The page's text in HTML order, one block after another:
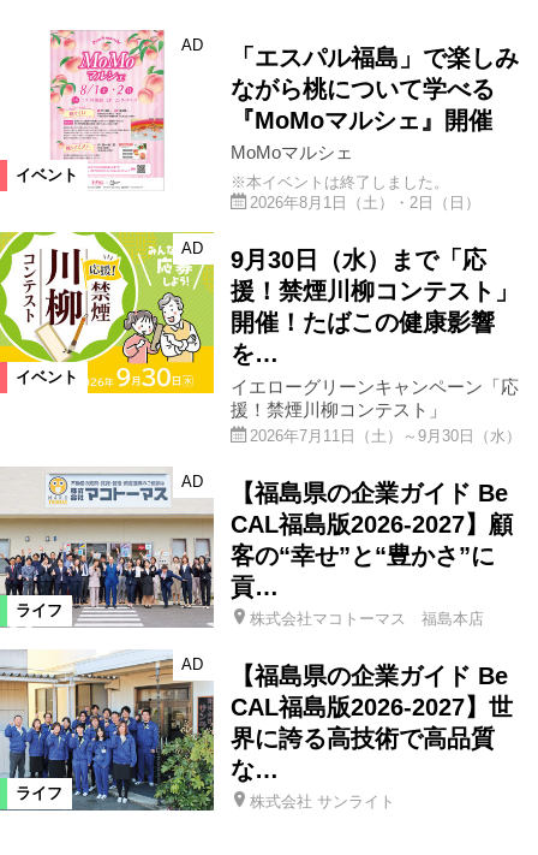
イベント
AD
「エスパル福島」で楽しみ
ながら桃について学べる
『MoMoマルシェ』開催
MoMoマルシェ
※本イベントは終了しました。
2026年8月1日（土）・2日（日）
イベント
AD
9月30日（水）まで「応
援！禁煙川柳コンテスト」
開催！たばこの健康影響
を…
イエローグリーンキャンペーン「応
援！禁煙川柳コンテスト」
2026年7月11日（土）～9月30日（水）
ライフ
AD
【福島県の企業ガイド Be
CAL福島版2026-2027】顧
客の“幸せ”と“豊かさ”に
貢…
株式会社マコトーマス 福島本店
ライフ
AD
【福島県の企業ガイド Be
CAL福島版2026-2027】世
界に誇る高技術で高品質
な…
株式会社 サンライト